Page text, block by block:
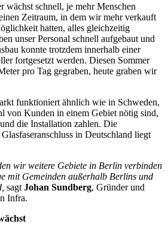
wächst schnell, je mehr Menschen
Zeitraum, in dem wir mehr verkauft
hatten, alles gleichzeitig
unser Personal schnell aufgebaut und
konnte trotzdem innerhalb einer
fortgesetzt werden. Diesen Sommer
pro Tag gegraben, heute graben wir
funktioniert ähnlich wie in Schweden,
von Kunden in einem Gebiet nötig sind,
die Installation zahlen. Die
in Deutschland liegt
wir weitere Gebiete in Berlin verbinden
mit Gemeinden außerhalb Berlins und
sagt Johan Sundberg, Gründer und
Infra.